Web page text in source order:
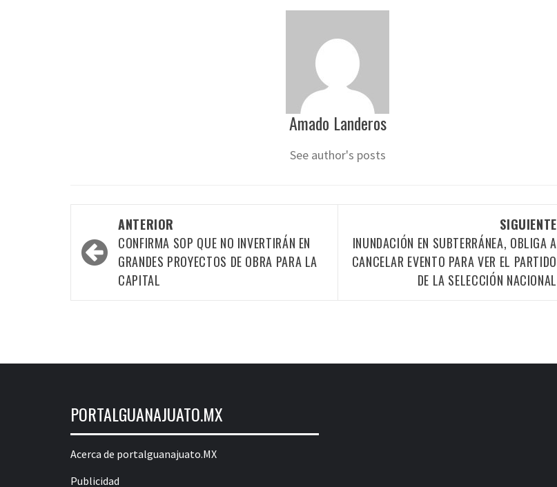
Amado Landeros
See author's posts
Navegación
por
las
entradas
ANTERIOR
CONFIRMA SOP QUE NO INVERTIRÁN EN
GRANDES PROYECTOS DE OBRA PARA LA
CAPITAL
SIGUIENTE
INUNDACIÓN EN SUBTERRÁNEA, OBLIGA A
CANCELAR EVENTO PARA VER EL PARTIDO
DE LA SELECCIÓN NACIONAL
PORTALGUANAJUATO.MX
Acerca de portalguanajuato.MX
Publicidad